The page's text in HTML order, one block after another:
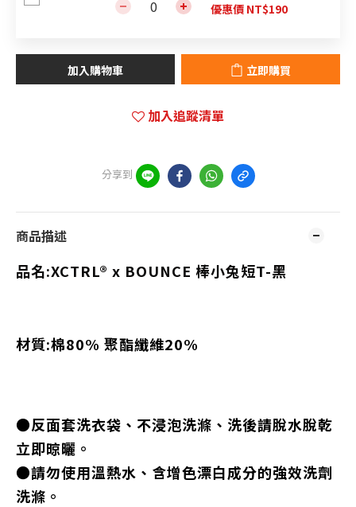
優惠價 NT$190
加入購物車 立即購買
加入追蹤清單
分享到
商品描述
品名:XCTRL® x BOUNCE 棒小兔短T-黑
材質:棉80% 聚酯纖維20%
●反面套洗衣袋、不浸泡洗滌、洗後請脫水脫乾
立即晾曬。
●請勿使用溫熱水、含增色漂白成分的強效洗劑
洗滌。